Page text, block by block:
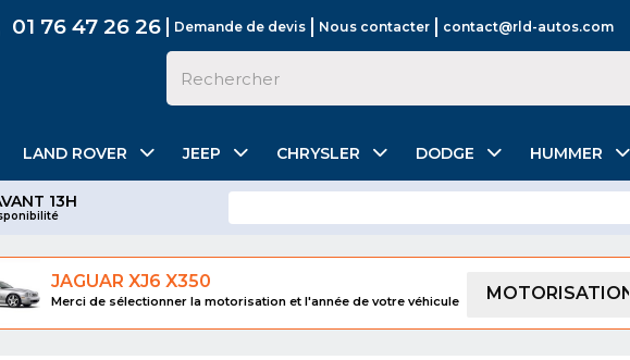
01 76 47 26 26 Demande de devis Nous contacter contact@rld-autos.com
LAND ROVER JEEP CHRYSLER DODGE HUMMER
13H
JAGUAR XJ6 X350
Merci de sélectionner la motorisation et l'année de votre véhicule MOTORISATION